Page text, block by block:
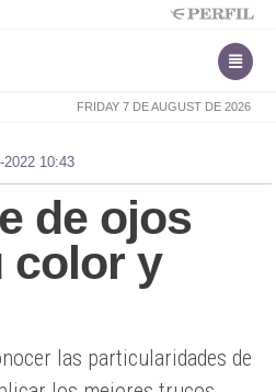
FRIDAY 7 DE AUGUST DE 2026
2022 10:43
de ojos
color y
las particularidades de